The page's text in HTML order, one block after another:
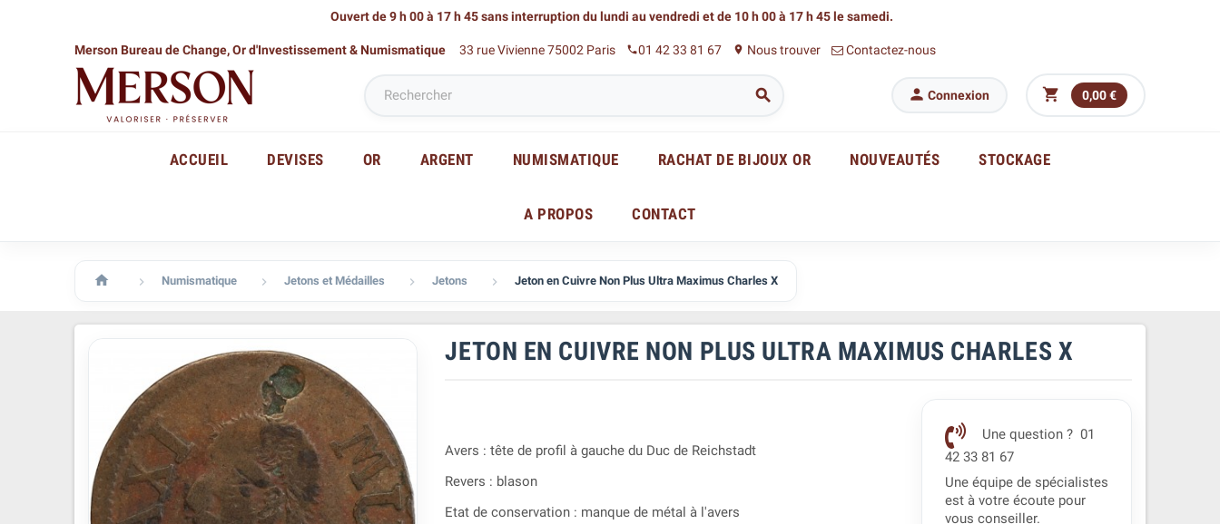
Ouvert de 9 h 00 à 17 h 45 sans interruption du lundi au vendredi et de 10 h 00 à 17 h 45 le samedi.
Merson Bureau de Change, Or d'Investissement & Numismatique 33 rue Vivienne 75002 Paris phone01 42 33 81 67 place Nous trouver Contactez-nous
  Connexion  0,00 €
ACCUEIL DEVISES OR ARGENT NUMISMATIQUE RACHAT DE BIJOUX OR NOUVEAUTÉS STOCKAGE
A PROPOS CONTACT
  Numismatique  Jetons et Médailles  Jetons  Jeton en Cuivre Non Plus Ultra Maximus Charles X
JETON EN CUIVRE NON PLUS ULTRA MAXIMUS CHARLES X
Avers : tête de profil à gauche du Duc de Reichstadt
Revers : blason
Etat de conservation : manque de métal à l'avers
Une question ? 01
42 33 81 67
Une équipe de spécialistes
est à votre écoute pour
vous conseiller.